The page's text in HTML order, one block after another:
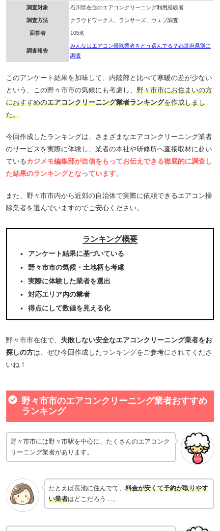
調査対象 石川県在住のエアコンクリーニング利用経験者
調査方法 クラウドワークス、ランサーズ、ウェブ調査
回答者 105名
調査報告
みんなはエアコン掃除業者をどう選んでる？都道府県別に
調査
このアンケート結果を加味して、内陸部と比べて寒暖の差が少ない
という、この野々市市の気候にも考慮し、 野々市市にお住まいの方
におすすめのエアコンクリーニング業者ランキングを作成しまし
た。
今回作成したランキングは、さまざまなエアコンクリーニング業者
のサービスを実際に体験し、業者の本社や研修所へ直接取材に赴い
ているカジメモ編集部が自信をもってお伝えできる徹底的に調査し
た結果のランキングとなっています。
また、野々市市内から近郊の自治体で実際に依頼できるエアコン掃
除業者を選んでいますのでご安心ください。
ランキング概要
アンケート結果に基づいている
野々市市の気候・土地柄も考慮
実際に体験した業者を選出
対応エリア内の業者
得点にして数値を見える化
野々市市在住で、 失敗しない安全なエアコンクリーニング業者をお
探しの方は、ぜひ今回作成したランキングをご参考にされてくださ
いね！
野々市市のエアコンクリーニング業者おすすめ
ランキング
野々市市には野々市駅を中心に、たくさんのエアコンク
リーニング業者があります。
たとえば長池に住んでて、 料金が安くて予約が取りやす
い業者はどこだろう…。